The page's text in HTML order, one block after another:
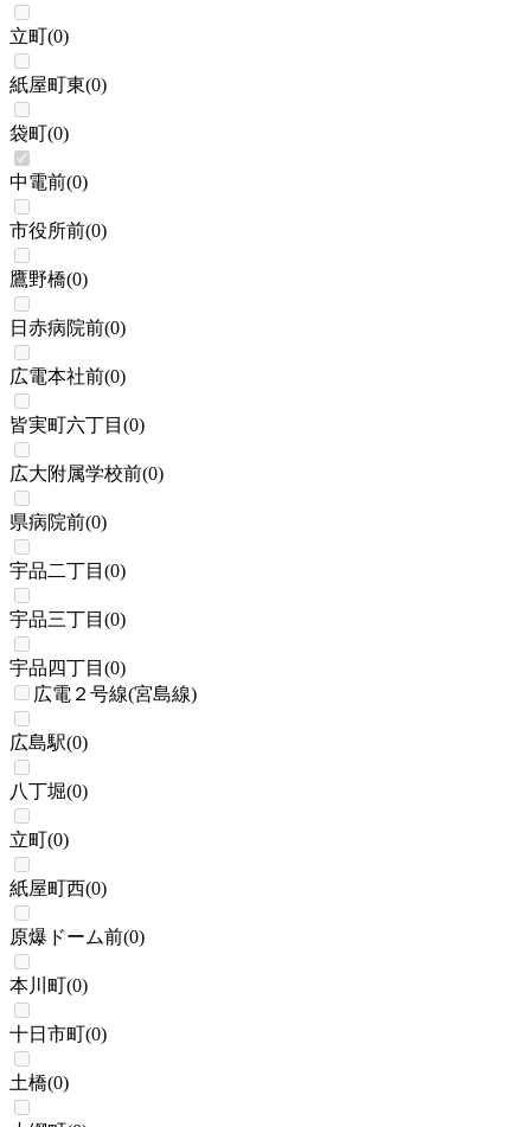
立町(0)
紙屋町東(0)
袋町(0)
中電前(0)
市役所前(0)
鷹野橋(0)
日赤病院前(0)
広電本社前(0)
皆実町六丁目 (0)
広大附属学校前(0)
県病院前(0)
宇品二丁目 (0)
宇品三丁目 (0)
宇品四丁目 (0)
広電２号線(宮島線)
広島駅(0)
八丁堀(0)
立町(0)
紙屋町西(0)
原爆ドーム前(0)
本川町(0)
十日市町(0)
土橋(0)